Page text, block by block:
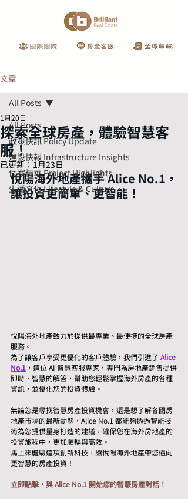
文章
All Posts
政策快訊 Policy Update
建設快報 Infrastructure Insights
個案精華 Project Highlights
生活文化 Lifestyle & Culture
All Posts
探索全球房產，體驗智慧客
服！
1月20日
已更新：1月23日
悅陽海外地產攜手 Alice No.1，
讓投資更簡單、更智能！
悅陽海外地產致力於提供最專業、最便捷的全球房產
服務。
為了讓客戶享受更優化的客戶體驗，我們引進了 Alice
No.1 ，這位 AI 智慧客服專家，專門為房地產銷售提供
即時、智慧的解答，幫助您輕鬆掌握海外房產的各種
資訊，並優化您的投資體驗。
無論您是尋找智慧房產投資機會，還是想了解各國房
地產市場的最新動態，Alice No.1 都能夠透過智能技
術為您提供量身打造的建議，確保您在海外房地產的
投資旅程中，更加順暢與高效。
馬上來體驗這項創新科技，讓悅陽海外地產帶您邁向
更智慧的房產投資！
立即點擊，與 Alice No.1 開始您的智慧房產對話！